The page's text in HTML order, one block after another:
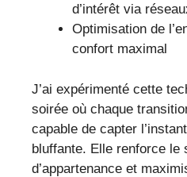
d’intérêt via
Optimisation de
confort maximal
J’ai expérimenté cette
soirée où chaque
capable de capter
bluffante. Elle renforce le
d’appartenance et